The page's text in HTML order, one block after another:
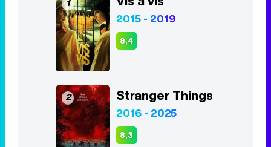
9Telecinco estrena 'Una receta para dos',
con Amir Haddad, de Eurovisión 2016
10'Barrio Esperanza' comienza el rodaje
de su segunda temporada con el fichaje
de María Castro
Top Series
1 Vis a vis